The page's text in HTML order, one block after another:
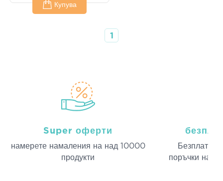
Купува
1
Super оферти
намерeте намаления на над 10000
продукти
Безплатна
поръчки над